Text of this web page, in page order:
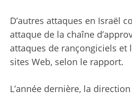
D’autres attaques en Israël
attaque de la chaîne
attaques de rançongiciels et
sites Web, selon le rapport.
L’année dernière, la